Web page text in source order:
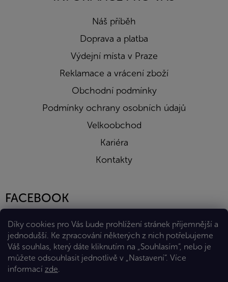
Díky cookies pro Vás bude prohlížení stránek příjemnější a
jednodušší. Ke zpracování některých z nich potřebujeme
Váš souhlas, který dáte kliknutím na „Souhlasím“, nebo je
můžete odsouhlasit jednotlivě v „Nastavení“. Více
informací zde.
Náš příběh
Doprava a platba
Výdejní místa v Praze
Reklamace a vrácení zboží
Obchodní podmínky
Podmínky ochrany osobních údajů
Velkoobchod
Kariéra
Kontakty
FACEBOOK